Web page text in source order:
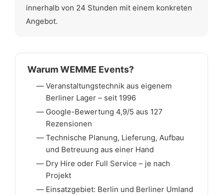
innerhalb von 24 Stunden mit einem konkreten
Angebot.
Warum WEMME Events?
Veranstaltungstechnik aus eigenem
Berliner Lager – seit 1996
Google-Bewertung 4,9/5 aus 127
Rezensionen
Technische Planung, Lieferung, Aufbau
und Betreuung aus einer Hand
Dry Hire oder Full Service – je nach
Projekt
Einsatzgebiet: Berlin und Berliner Umland